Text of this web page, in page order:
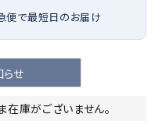
便で最短日のお届け
せ
在庫がございません。